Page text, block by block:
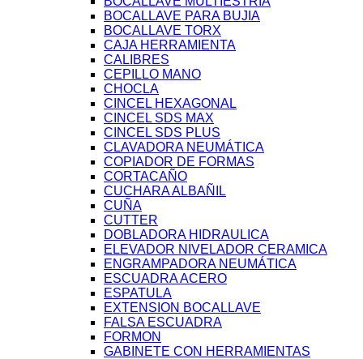
BOCALLAVE PARA BUJIA
BOCALLAVE TORX
CAJA HERRAMIENTA
CALIBRES
CEPILLO MANO
CHOCLA
CINCEL HEXAGONAL
CINCEL SDS MAX
CINCEL SDS PLUS
CLAVADORA NEUMÁTICA
COPIADOR DE FORMAS
CORTACAÑO
CUCHARA ALBAÑIL
CUÑA
CUTTER
DOBLADORA HIDRAULICA
ELEVADOR NIVELADOR CERAMICA
ENGRAMPADORA NEUMÁTICA
ESCUADRA ACERO
ESPATULA
EXTENSION BOCALLAVE
FALSA ESCUADRA
FORMON
GABINETE CON HERRAMIENTAS